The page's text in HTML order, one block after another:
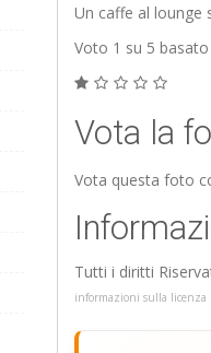
Un caffe al lounge
Voto 1 su 5
Vota la
Vota questa foto
Tutti i diritti
informazioni sulla licenza